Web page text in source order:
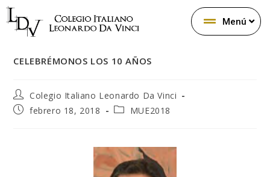
Menú
CELEBRÉMONOS LOS 10 AÑOS
Colegio Italiano Leonardo Da Vinci
febrero 18, 2018
MUE2018